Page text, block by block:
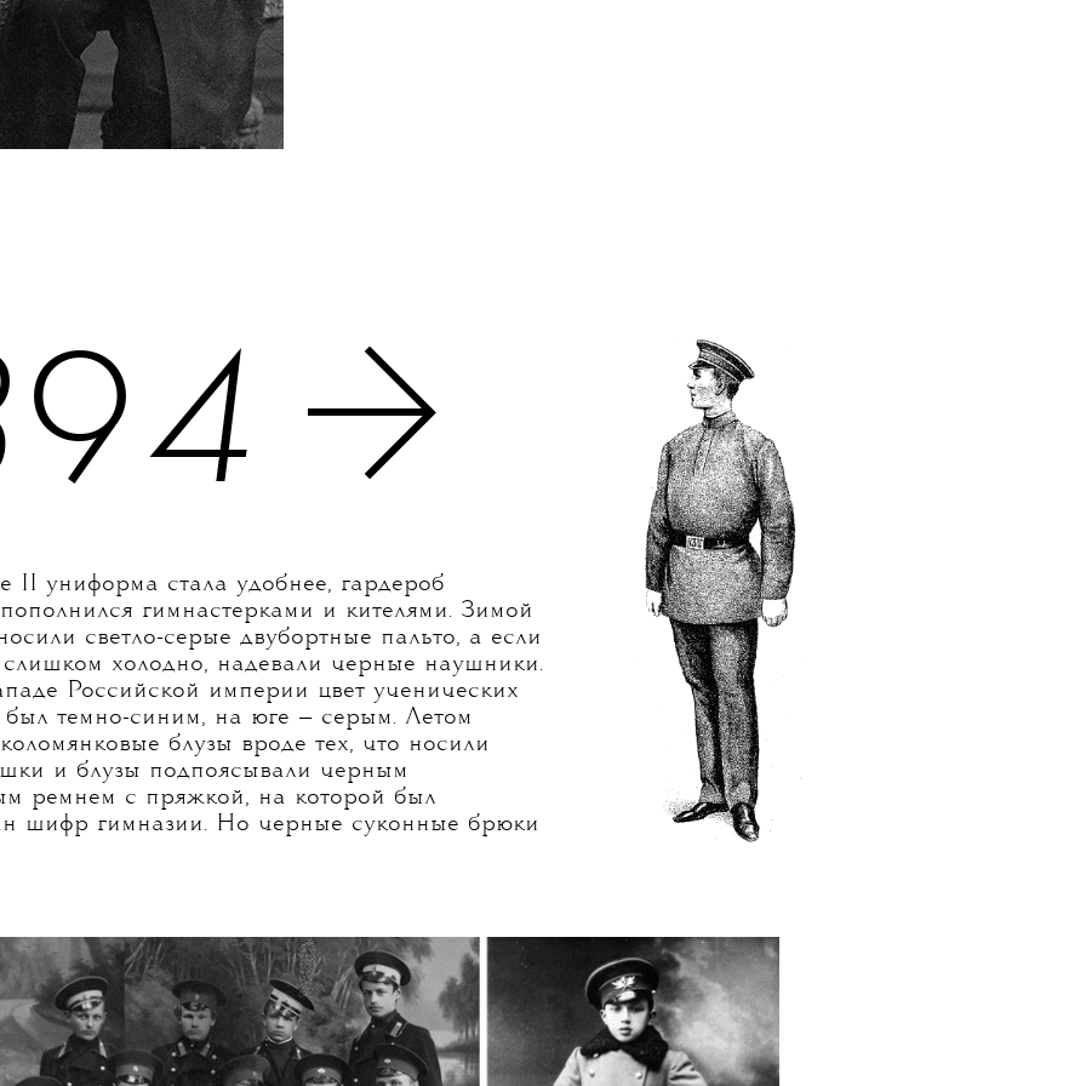
94
II униформа стала удобнее, гардероб
гимнастерками и кителями. Зимой
светло-серые двубортные пальто, а если
слишком холодно, надевали черные наушники.
Российской империи цвет ученических
был темно-синим, на юге — серым. Летом
блузы вроде тех, что носили
и блузы подпоясывали черным
ремнем с пряжкой, на которой был
шифр гимназии. Но черные суконные брюки